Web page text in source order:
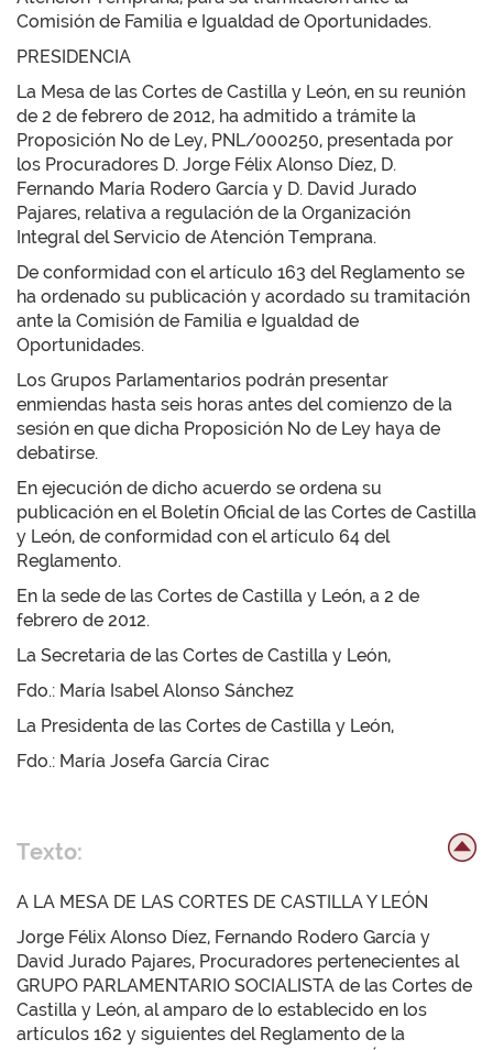
Comisión de Familia e Igualdad de Oportunidades.
PRESIDENCIA
La Mesa de las Cortes de Castilla y León, en su reunión
de 2 de febrero de 2012, ha admitido a trámite la
Proposición No de Ley, PNL/000250, presentada por
los Procuradores D. Jorge Félix Alonso Díez, D.
Fernando María Rodero García y D. David Jurado
Pajares, relativa a regulación de la Organización
Integral del Servicio de Atención Temprana.
De conformidad con el artículo 163 del Reglamento se
ha ordenado su publicación y acordado su tramitación
ante la Comisión de Familia e Igualdad de
Oportunidades.
Los Grupos Parlamentarios podrán presentar
enmiendas hasta seis horas antes del comienzo de la
sesión en que dicha Proposición No de Ley haya de
debatirse.
En ejecución de dicho acuerdo se ordena su
publicación en el Boletín Oficial de las Cortes de Castilla
y León, de conformidad con el artículo 64 del
Reglamento.
En la sede de las Cortes de Castilla y León, a 2 de
febrero de 2012.
La Secretaria de las Cortes de Castilla y León,
Fdo.: María Isabel Alonso Sánchez
La Presidenta de las Cortes de Castilla y León,
Fdo.: María Josefa García Cirac
Texto:
A LA MESA DE LAS CORTES DE CASTILLA Y LEÓN
Jorge Félix Alonso Díez, Fernando Rodero García y
David Jurado Pajares, Procuradores pertenecientes al
GRUPO PARLAMENTARIO SOCIALISTA de las Cortes de
Castilla y León, al amparo de lo establecido en los
artículos 162 y siguientes del Reglamento de la